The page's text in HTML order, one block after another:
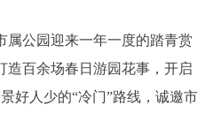
职能 政策服务
公园迎来一年一度的踏青赏
造百余场春日游园花事，开启
好人少的“冷门”路线，诚邀市